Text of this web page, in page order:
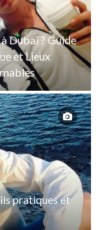
Dubaï ? Guide
et Lieux
pratiques et